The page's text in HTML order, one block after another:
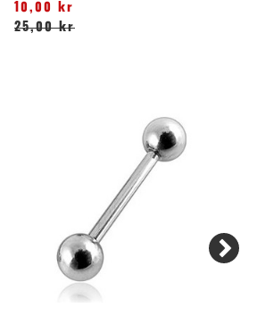
10,00 kr
25,00 kr